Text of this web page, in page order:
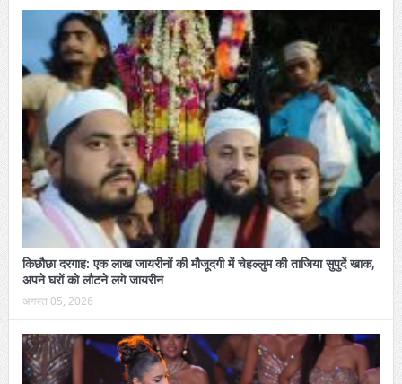
किछौछा दरगाह: एक लाख जायरीनों की मौजूदगी में चेहल्लुम की ताजिया सुपुर्दे खाक,
अपने घरों को लौटने लगे जायरीन
अगस्त 05, 2026